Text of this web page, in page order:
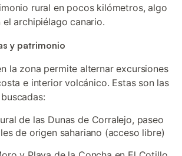
rural en pocos kilómetros, algo
archipiélago canario.
y patrimonio
la zona permite alternar excursiones
e interior volcánico. Estas son las
de las Dunas de Corralejo, paseo
de origen sahariano (acceso libre)